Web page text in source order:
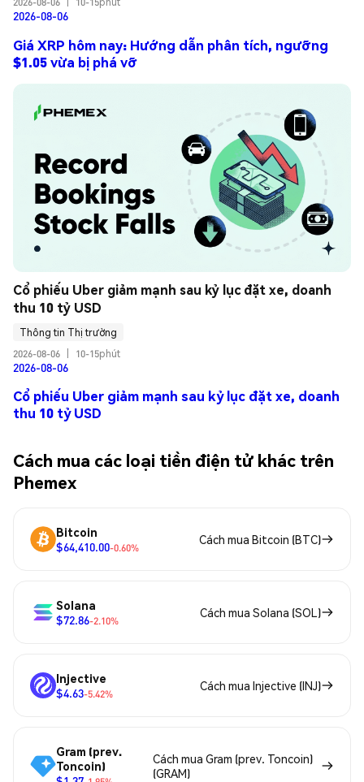
2026-08-06
Giá XRP hôm nay: Hướng dẫn phân tích, ngưỡng
$1.05 vừa bị phá vỡ
Cổ phiếu Uber giảm mạnh sau kỷ lục đặt xe, doanh
thu 10 tỷ USD
Thông tin Thị trường
2026-08-06
10-15phút
2026-08-06
Cổ phiếu Uber giảm mạnh sau kỷ lục đặt xe, doanh
thu 10 tỷ USD
Cách mua các loại tiền điện tử khác trên
Phemex
Bitcoin
$64,410.00-0.60%
Cách mua Bitcoin (BTC)
Solana
$72.86-2.10%
Cách mua Solana (SOL)
Injective
$4.63-5.42%
Cách mua Injective (INJ)
Gram (prev.
Toncoin)
Cách mua Gram (prev. Toncoin)
(GRAM)